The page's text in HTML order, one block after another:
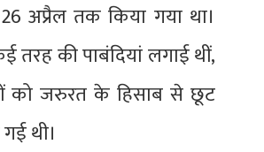
अप्रैल तक किया गया था।
तरह की पाबंदियां लगाई थीं,
को जरुरत के हिसाब से छूट
थी।